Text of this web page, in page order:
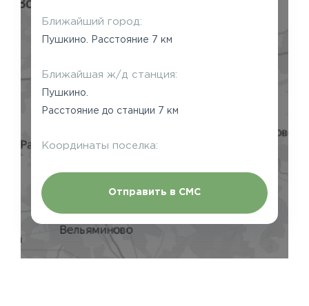
Ближайший город:
Пушкино. Расстояние 7 км
Ближайшая ж/д станция:
Пушкино.
Расстояние до станции 7 км
Координаты поселка:
Отправить в СМС